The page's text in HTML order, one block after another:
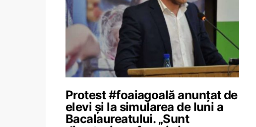
Protest #foaiagoală anunțat de
elevi și la simularea de luni a
Bacalaureatului. „Sunt